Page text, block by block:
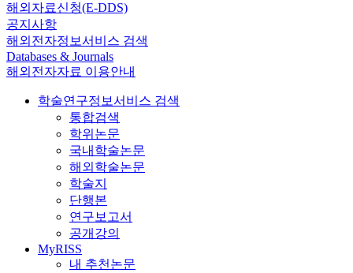
해외자료신청(E-DDS)
공지사항
해외전자정보서비스 검색
Databases & Journals
해외전자자료 이용안내
학술연구정보서비스 검색
통합검색
학위논문
국내학술논문
해외학술논문
학술지
단행본
연구보고서
공개강의
MyRISS
내 추천논문